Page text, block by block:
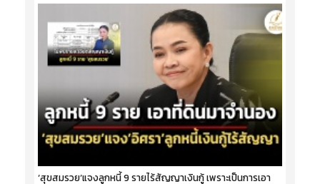
‘สุขสมรวย’แจงลูกหนี้ 9 รายไร้สัญญาเงินกู้ เพราะเป็นการเอา